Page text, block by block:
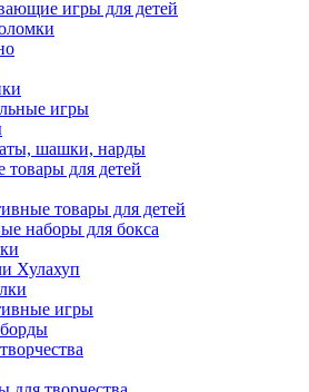
игры для детей
игры
шашки, нарды
для детей
товары для детей
наборы для бокса
Хулахуп
игры